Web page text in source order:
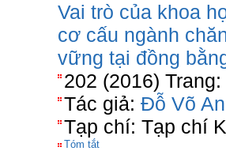
Vai trò của khoa
cơ cấu ngành
vững tại đồng
202 (2016)
Tác giả: Đỗ Võ
Tạp chí: Tạp chí
Tóm tắt